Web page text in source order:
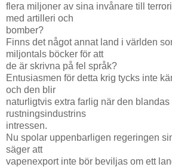
flera miljoner av sina invånare till
med artilleri och
bomber?
Finns det något annat land i världen
miljontals böcker för att
de är skrivna på fel språk?
Entusiasmen för detta krig tycks inte
och den blir
naturligtvis extra farlig när den
rustningsindustrins
intressen.
Nu spolar uppenbarligen regeringen
säger att
vapenexport inte bör beviljas om ett